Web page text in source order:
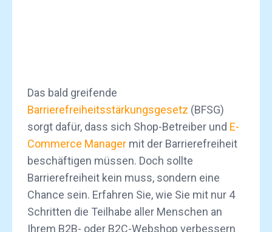
Das bald greifende
Barrierefreiheitsstärkungsgesetz (BFSG)
sorgt dafür, dass sich Shop-Betreiber und E-
Commerce Manager mit der Barrierefreiheit
beschäftigen müssen. Doch sollte
Barrierefreiheit kein muss, sondern eine
Chance sein. Erfahren Sie, wie Sie mit nur 4
Schritten die Teilhabe aller Menschen an
Ihrem B2B- oder B2C-Webshop verbessern